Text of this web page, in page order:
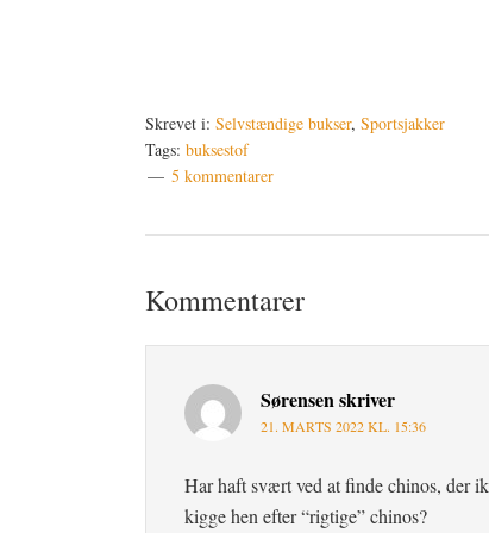
Skrevet i: Selvstændige bukser, Sportsjakker
Tags: buksestof
5 kommentarer
Kommentarer
Sørensenskriver
21. MARTS 2022 KL. 15:36
Har haft svært ved at finde chinos, der
kigge hen efter “rigtige” chinos?